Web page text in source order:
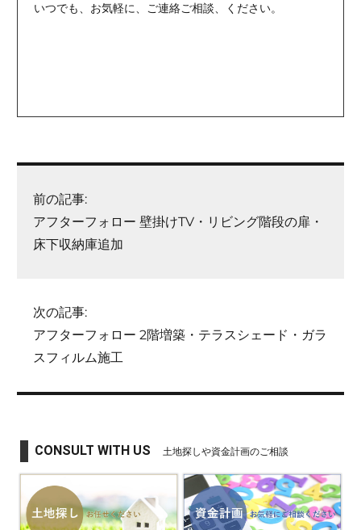
いつでも、お気軽に、ご連絡ご相談、ください。
前の記事:
アフターフォロー 壁掛けTV・リビング階段の扉・
床下収納庫追加
次の記事:
アフターフォロー 2階増築・テラスシェード・ガラ
スフィルム施工
CONSULT WITH US 土地探しや資金計画のご相談